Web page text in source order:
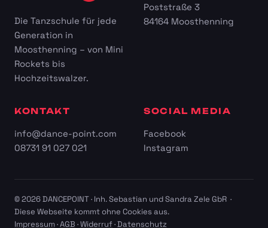
Die Tanzschule für jede
Generation in
Moosthenning – von Mini
Rockets bis
Hochzeitswalzer.
Poststraße 3
84164 Moosthenning
KONTAKT
info@dance-point.com
08731 91 027 021
SOCIAL MEDIA
Facebook
Instagram
© 2026 DANCEPOINT · Inh. Sebastian und Sandra Zele GbR ·
Diese Webseite kommt ohne Cookies aus.
Impressum·AGB ·Widerruf·Datenschutz